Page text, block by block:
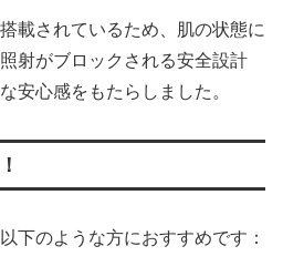
載されているため、肌の状態に
射がブロックされる安全設計
安心感をもたらしました。
下のような方におすすめです：